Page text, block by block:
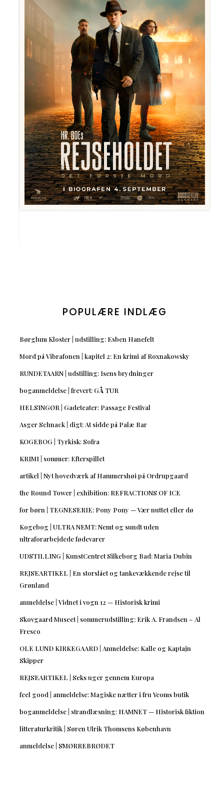
POPULÆRE INDLÆG
Børglum Kloster | udstilling: Esben Hanefelt
Mord på Vibrafonen | kapitel 2: En krimi af Roxnakowsky
RUNDETAARN | udstilling: Isens brydninger
boganmeldelse | frevert: GÅ TUR
HELSINGØR | Gadeteater: Passage Festival
Asger Schnack | digt: At sidde på Palæ Bar
KOGEBOG | Tyrkisk: Sofra
KRIMI | sommer: Efterspillet
artikel | Nyt hovedværk af Hammershøi på Ordrupgaard
the Round Tower | exhibition: REFRACTIONS OF ICE
for børn | TEGNESERIE: Pony Pony — Vær nuttet eller dø
Kogebog | ULTRA NEMT: Nemt og sundt uden
ultraforarbejdede fødevarer
UDSTILLING | KunstCentret Silkeborg Bad: Maria Dubin
REJSEARTIKEL | En storslået og tankevækkende rejse til
Grønland
anmeldelse | Vidnet i vogn 12 — Historisk krimi
Skovgaard Museet | sommerudstilling: Erik A. Frandsen – Al
Fresco
OLE LUND KIRKEGAARD | Anmeldelse: Kalle og Kaptajn
Skipper
REJSEARTIKEL | Seks uger gennem Europa
feel good | anmeldelse: Magiske nætter i fru Yeoms butik
boganmeldelse | strandlæsning: HAMNET — Historisk fiktion
litteraturkritik | Søren Ulrik Thomsens København
anmeldelse | SMØRREBRØDET